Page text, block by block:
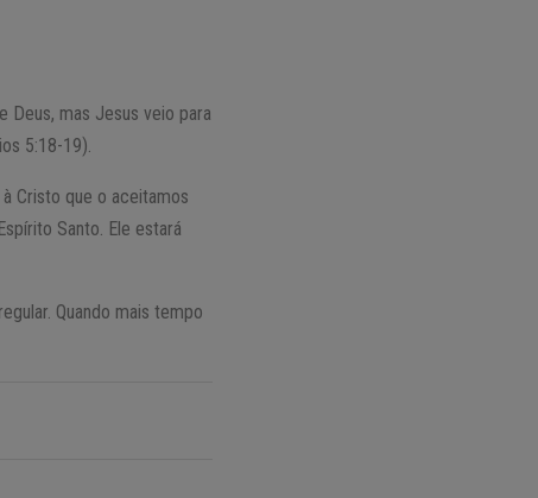
Deus, mas Jesus veio para
5:18-19).
Cristo que o aceitamos
Santo. Ele estará
Quando mais tempo